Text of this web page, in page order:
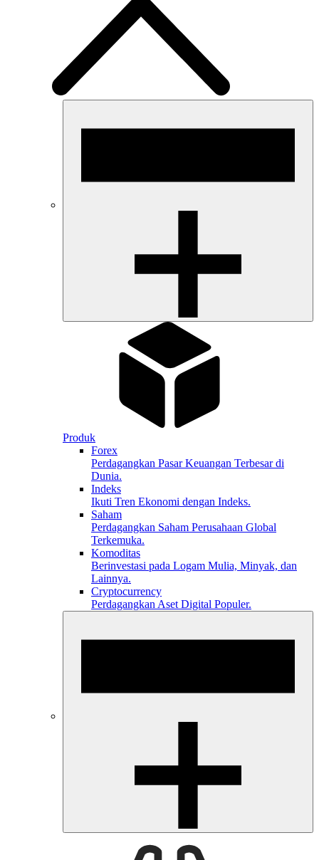
Produk
Forex
Perdagangkan Pasar Keuangan Terbesar di
Dunia.
Indeks
Ikuti Tren Ekonomi dengan Indeks.
Saham
Perdagangkan Saham Perusahaan Global
Terkemuka.
Komoditas
Berinvestasi pada Logam Mulia, Minyak, dan
Lainnya.
Cryptocurrency
Perdagangkan Aset Digital Populer.